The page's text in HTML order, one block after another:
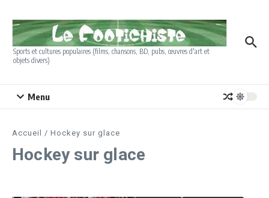
Sports et cultures populaires (films, chansons, BD, pubs, œuvres d'art et
objets divers)
Menu
Accueil / Hockey sur glace
Hockey sur glace